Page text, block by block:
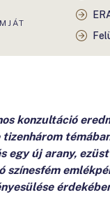
konzultáció
új arany, ezüst